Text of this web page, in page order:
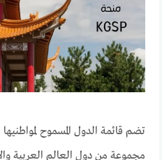
تضم قائمة الدول المسموح لمواطنيها
مجموعة من دول العالم العربية